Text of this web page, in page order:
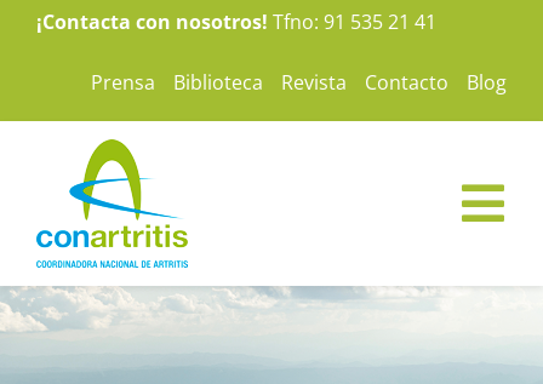
Saltar¡Contacta con nosotros! Tfno: 91 535 21 41
Prensa Biblioteca Revista Contacto Blog
ConArtritis